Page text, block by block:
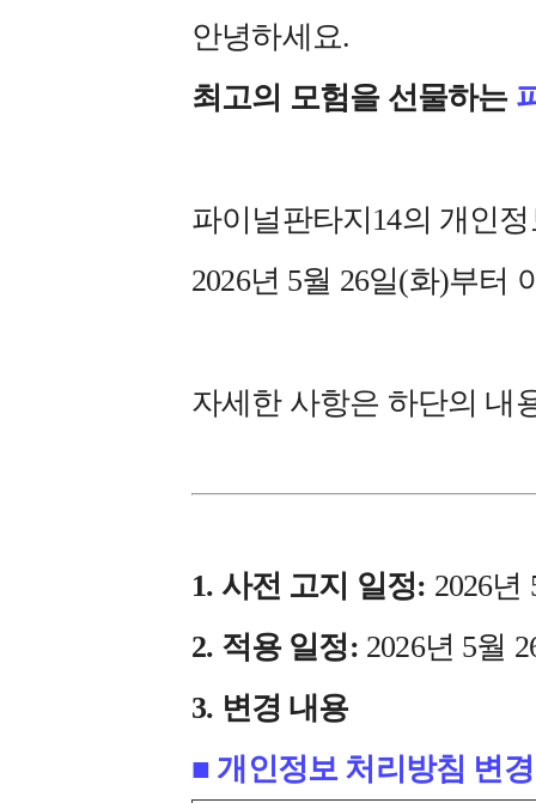
안녕하세요.
최고의 모험을 선물하는
파이널판타지14의 개인
2026년 5월 26일(화)부터
자세한 사항은 하단의 내
1. 사전 고지 일정: 2026년
2. 적용 일정: 2026년 5월
3. 변경 내용
■ 개인정보 처리방침 변